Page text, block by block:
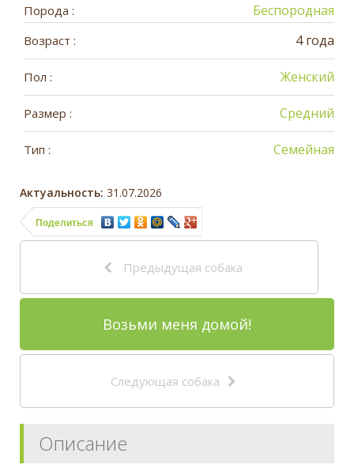
Порода : Беспородная
Возраст : 4 года
Пол : Женский
Размер : Средний
Тип : Семейная
Актуальность: 31.07.2026
Поделиться
Предыдущая собака
Возьми меня домой!
Следующая собака
Описание